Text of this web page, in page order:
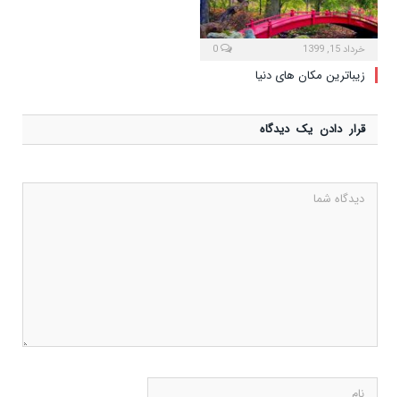
خرداد 15, 1399
زیباترین مکان های دنیا
قرار دادن یک دیدگاه